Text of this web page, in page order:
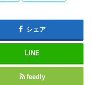
シェア
LINE
feedly